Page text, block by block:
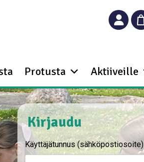
Protusta Aktiiveille
Kirjaudu
Käyttäjätunnus (sähköpostiosoite)